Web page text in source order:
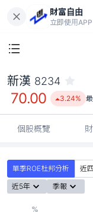
財富自由
立即使用
新漢 8234
70.00 3.24%
個股概覽
單季ROE杜邦分析
近
近5年
季報